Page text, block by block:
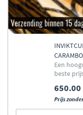
Verzending binnen 15
Een
beste
650.00
Prijs